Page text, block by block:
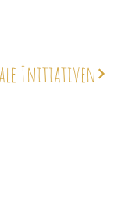
Initiativen